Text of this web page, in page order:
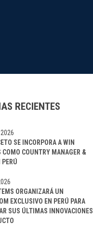
RECIENTES
SE INCORPORA A WIN
COMO COUNTRY MANAGER &
PERÚ
ORGANIZARÁ UN
EXCLUSIVO EN PERÚ PARA
SUS ÚLTIMAS INNOVACIONES